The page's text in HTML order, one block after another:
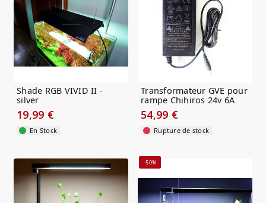
Shade RGB VIVID II -
silver
19,99 €
En Stock
Transformateur GVE pour
rampe Chihiros 24v 6A
54,99 €
Rupture de stock
-50%